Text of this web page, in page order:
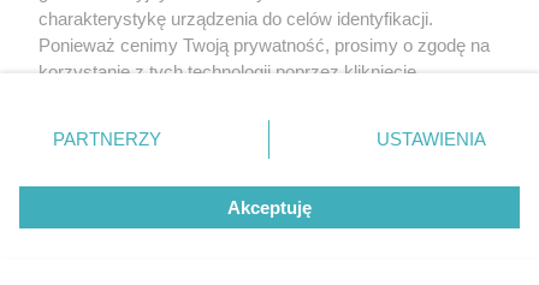
charakterystykę urządzenia do celów identyfikacji.
Ponieważ cenimy Twoją prywatność, prosimy o zgodę na
korzystanie z tych technologii poprzez kliknięcie
zmienić/wycofać klikając przycisk ustawień prywatności
znajdujący się w lewym dolnym rogu strony
rodzaje przetwarzania danych nie wymagają zgody
użytkownika, ale masz prawo sprzeciwić się takiemu
przetwarzaniu. Preferencje będą miały zastosowanie tylko
PARTNERZY USTAWIENIA
Akceptuję